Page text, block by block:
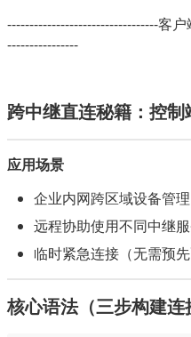
----------------------------------客
----------------
跨中继直连秘籍：控
应用场景
企业内网跨区域设备管理
远程协助使用不同中继
临时紧急连接（无需预先
核心语法（三步构建连